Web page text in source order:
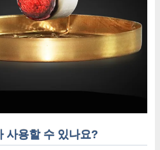
사용할 수 있나요?